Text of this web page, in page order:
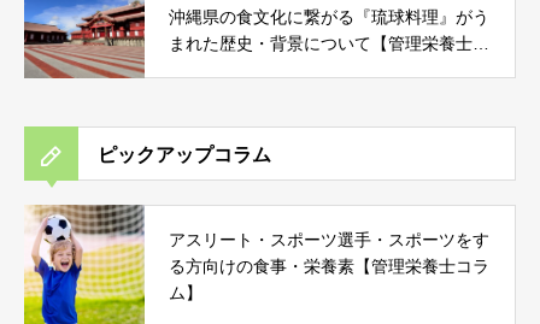
沖縄県の食文化に繋がる『琉球料理』がう
まれた歴史・背景について【管理栄養士コ
ピックアップコラム
アスリート・スポーツ選手・スポーツをす
る方向けの食事・栄養素【管理栄養士コラ
ム】